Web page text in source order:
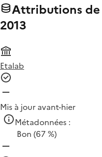
Attributions de
2013
Etalab
Mis à jour avant-hier
Métadonnées :
Bon (67 %)